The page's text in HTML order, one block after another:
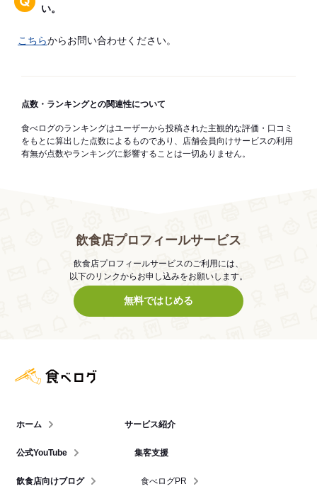
い。
こちらからお問い合わせください。
点数・ランキングとの関連性について
食べログのランキングはユーザーから投稿された主観的な評価・口コミ
をもとに算出した点数によるものであり、店舗会員向けサービスの利用
有無が点数やランキングに影響することは一切ありません。
飲食店プロフィールサービス
飲食店プロフィールサービスのご利用には、
以下のリンクからお申し込みをお願いします。
無料ではじめる
ホーム
公式YouTube
飲食店向けブログ
サービス紹介
集客支援
食べログPR